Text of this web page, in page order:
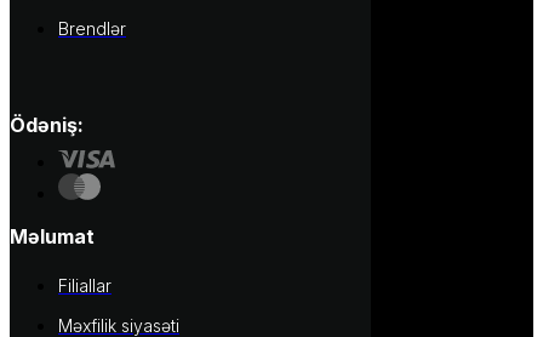
Brendlər
Ödəniş:
Məlumat
Filiallar
Məxfilik siyasəti